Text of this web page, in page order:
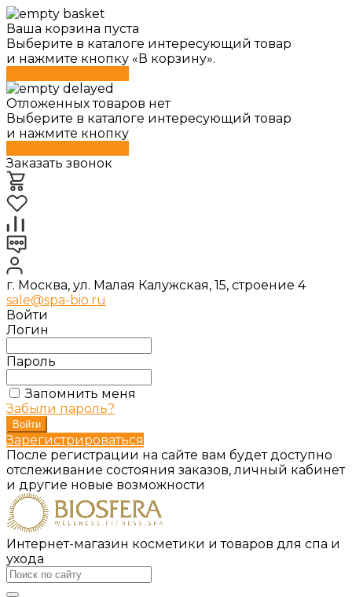
Ваша корзина пуста
Выберите в каталоге интересующий товар
и нажмите кнопку «В корзину».
Отложенных товаров нет
Выберите в каталоге интересующий товар
и нажмите кнопку
Заказать звонок
г. Москва, ул. Малая Калужская, 15, строение 4
sale@spa-bio.ru
Войти
Логин
Пароль
Запомнить меня
Забыли пароль?
Зарегистрироваться
После регистрации на сайте вам будет доступно
отслеживание состояния заказов, личный кабинет
и другие новые возможности
Интернет-магазин косметики и товаров для спа и
ухода